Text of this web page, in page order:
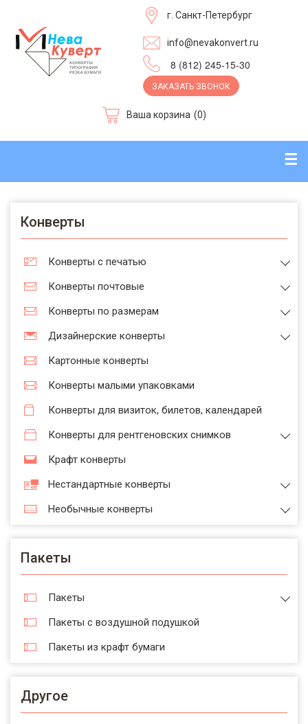
г. Санкт-Петербург
info@nevakonvert.ru
8 (812) 245-15-30
ЗАКАЗАТЬ ЗВОНОК
Ваша корзина (0)
☰
Конверты
Конверты с печатью
Конверты почтовые
Конверты по размерам
Дизайнерские конверты
Картонные конверты
Конверты малыми упаковками
Конверты для визиток, билетов, календарей
Конверты для рентгеновских снимков
Крафт конверты
Нестандартные конверты
Необычные конверты
Пакеты
Пакеты
Пакеты с воздушной подушкой
Пакеты из крафт бумаги
Другое